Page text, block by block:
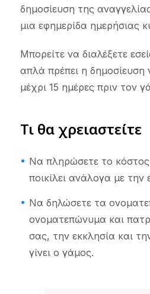
δημοσίευση της
μια εφημερίδα ημερήσιας
Μπορείτε να διαλέξετε
απλά πρέπει η δημοσίευση
μέχρι 15 ημέρες πριν τον
Τι θα χρειαστείτε
Να πληρώσετε το
ποικίλει ανάλογα με την
Να δηλώσετε τα
ονοματεπώνυμα και
σας, την εκκλησία και
γίνει ο γάμος.